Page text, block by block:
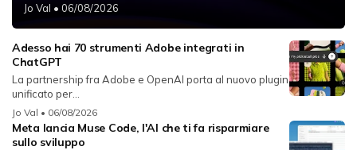
Jo Val • 06/08/2026
Adesso hai 70 strumenti Adobe integrati in
ChatGPT
La partnership fra Adobe e OpenAI porta al nuovo plugin
unificato per...
Jo Val • 06/08/2026
Meta lancia Muse Code, l'AI che ti fa risparmiare
sullo sviluppo